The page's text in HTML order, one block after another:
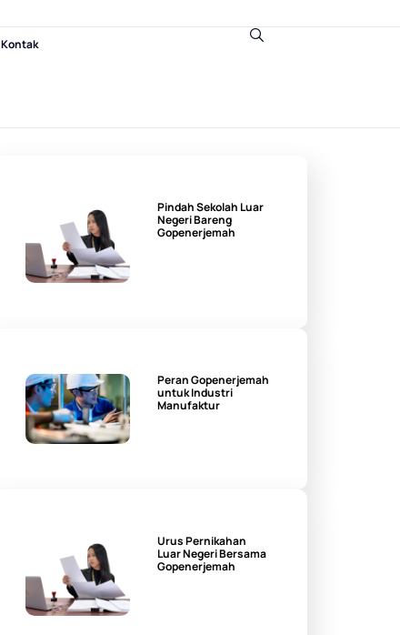
Kontak
Pindah Sekolah Luar
Negeri Bareng
Gopenerjemah
Peran Gopenerjemah
untuk Industri
Manufaktur
Urus Pernikahan
Luar Negeri Bersama
Gopenerjemah